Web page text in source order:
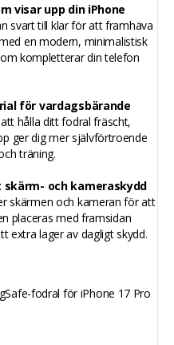
visar upp din iPhone
svart till klar för att framhäva
en modern, minimalistisk
kompletterar din telefon
för vardagsbärande
hålla ditt fodral fräscht,
ger dig mer självförtroende
träning.
och kameraskydd
skärmen och kameran för att
placeras med framsidan
extra lager av dagligt skydd.
fodral för iPhone 17 Pro